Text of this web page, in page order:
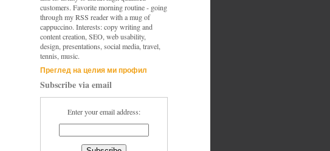
customers. Favorite morning routine - going
through my RSS reader with a mug of
cappuccino. Interests: copy writing and
content creation, SEO, web usability,
design, presentations, social media, travel,
tennis, music.
Преглед на целия ми профил
Subscribe via email
Enter your email address: